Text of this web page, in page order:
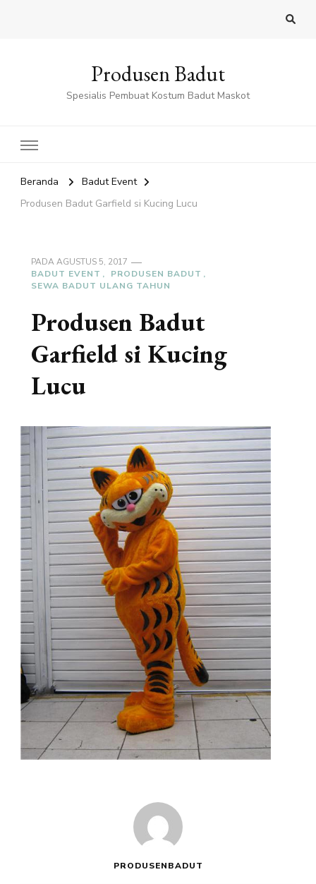
Produsen Badut
Spesialis Pembuat Kostum Badut Maskot
Beranda
Badut Event
Produsen Badut Garfield si Kucing Lucu
PADAAGUSTUS 5, 2017
BADUT EVENT
PRODUSEN BADUT
SEWA BADUT ULANG TAHUN
Produsen Badut
Garfield si Kucing
Lucu
PRODUSENBADUT